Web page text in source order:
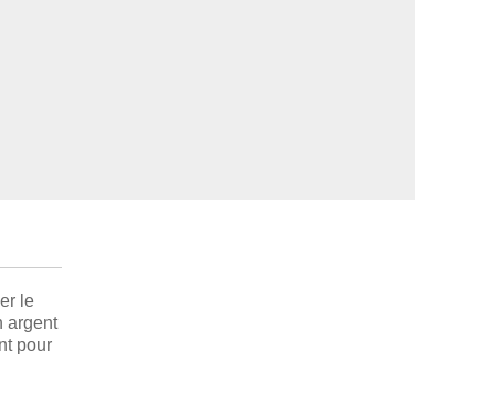
le
argent
pour